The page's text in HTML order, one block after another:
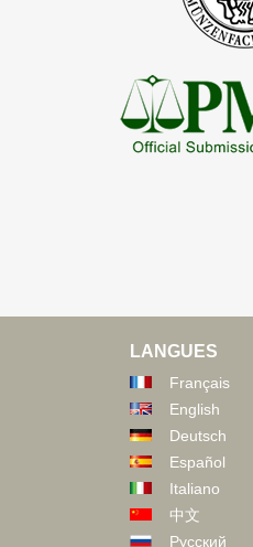
LANGUES
Français
English
Deutsch
Español
Italiano
中文
Русский